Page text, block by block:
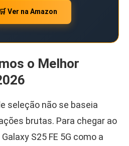
🛒 Ver na Amazon
o Melhor
seleção não se baseia
brutas. Para chegar ao
S25 FE 5G como a